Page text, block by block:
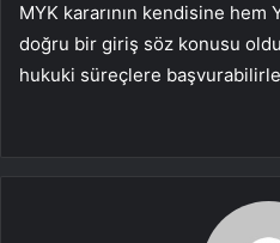
MYK kararının kendisine hem
doğru bir giriş söz konusu
hukuki süreçlere